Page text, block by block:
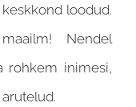
loodud.
Nendel
rohkem inimesi,